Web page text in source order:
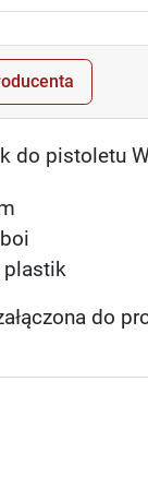
do pistoletu
plastik
do